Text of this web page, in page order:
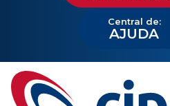
Central de:
AJUDA